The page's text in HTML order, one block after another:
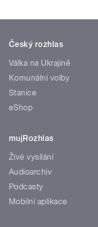
Český rozhlas
Válka na Ukrajině
Komunální volby
Stanice
eShop
mujRozhlas
Živé vysílání
Audioarchiv
Podcasty
Mobilní aplikace